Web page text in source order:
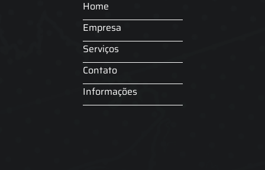
Home
Empresa
Serviços
Contato
Informações